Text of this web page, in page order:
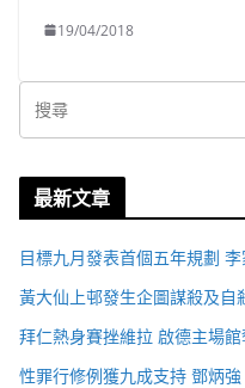
19/04/2018
最新文章
目標九月發表首個五年規劃
黃大仙上邨發生企圖謀殺及
拜仁熱身賽挫維拉 啟德主場
性罪行修例獲九成支持 鄧炳